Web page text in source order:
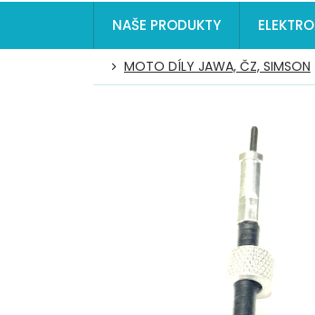
NAŠE PRODUKTY ELEKTRO
MOTO DÍLY JAWA, ČZ, SIMSON